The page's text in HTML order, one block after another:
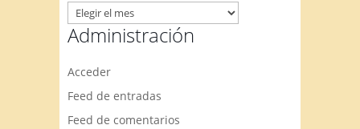
Entradas
por
meses
Administración
Acceder
Feed de entradas
Feed de comentarios